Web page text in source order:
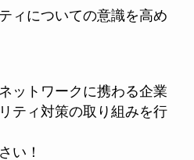
ィについての意識を高め
ットワークに携わる企業
ティ対策の取り組みを行
い！